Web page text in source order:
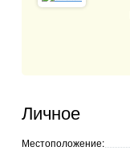
Личное
Местоположение: